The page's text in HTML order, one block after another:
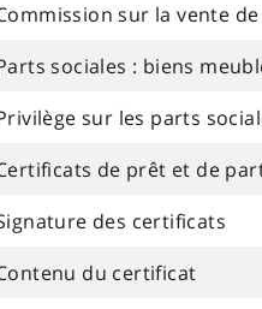
sur la vente
sociales : biens
sur les parts
de prêt et de
des certificats
du certificat